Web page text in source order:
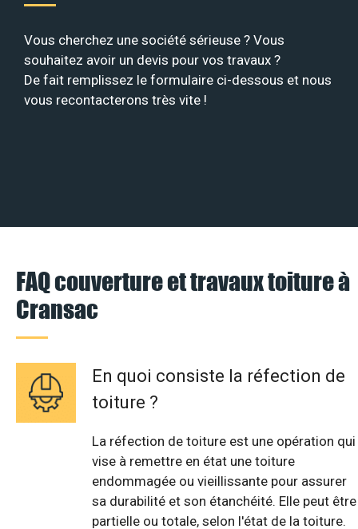
Vous cherchez une société sérieuse ? Vous
souhaitez avoir un devis pour vos travaux ?
De fait remplissez le formulaire ci-dessous et nous
vous recontacterons très vite !
FAQ couverture et travaux toiture à
Cransac
En quoi consiste la réfection de
toiture ?
La réfection de toiture est une opération qui
vise à remettre en état une toiture
endommagée ou vieillissante pour assurer
sa durabilité et son étanchéité. Elle peut être
partielle ou totale, selon l'état de la toiture.